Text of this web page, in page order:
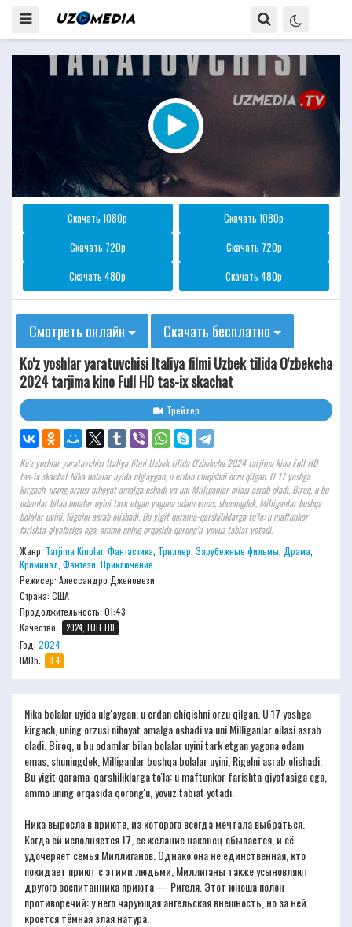
Скачать 1080p
Скачать 1080p
Скачать 720p
Скачать 720p
Скачать 480p
Скачать 480p
Смотреть онлайн
Скачать бесплатно
Ko'z yoshlar yaratuvchisi Italiya filmi Uzbek tilida O'zbekcha
2024 tarjima kino Full HD tas-ix skachat
Трейлер
Ko'z yoshlar yaratuvchisi Italiya filmi Uzbek tilida O'zbekcha 2024 tarjima kino Full HD
tas-ix skachat Nika bolalar uyida ulg'aygan, u erdan chiqishni orzu qilgan. U 17 yoshga
kirgach, uning orzusi nihoyat amalga oshadi va uni Milliganlar oilasi asrab oladi. Biroq, u bu
odamlar bilan bolalar uyini tark etgan yagona odam emas, shuningdek, Milliganlar boshqa
bolalar uyini, Rigelni asrab olishadi. Bu yigit qarama-qarshiliklarga to'la: u maftunkor
farishta qiyofasiga ega, ammo uning orqasida qorong'u, yovuz tabiat yotadi.
Жанр: Tarjima Kinolar, Фантастика Триллер Зарубежные фильмы Драма
Криминал Фэнтези Приключение
Режисер: Алессандро Дженовези
Страна: США
Продолжительность: 01:43
Качество:
2024, FULL HD
Год: 2024
IMDb:
8.4
Nika bolalar uyida ulg'aygan, u erdan chiqishni orzu qilgan. U 17 yoshga
kirgach, uning orzusi nihoyat amalga oshadi va uni Milliganlar oilasi asrab
oladi. Biroq, u bu odamlar bilan bolalar uyini tark etgan yagona odam
emas, shuningdek, Milliganlar boshqa bolalar uyini, Rigelni asrab olishadi.
Bu yigit qarama-qarshiliklarga to'la: u maftunkor farishta qiyofasiga ega,
ammo uning orqasida qorong'u, yovuz tabiat yotadi.
Ника выросла в приюте, из которого всегда мечтала выбраться.
Когда ей исполняется 17, ее желание наконец сбывается, и её
удочеряет семья Миллиганов. Однако она не единственная, кто
покидает приют с этими людьми, Миллиганы также усыновляют
другого воспитанника приюта — Ригеля. Этот юноша полон
противоречий: у него чарующая ангельская внешность, но за ней
кроется тёмная злая натура.